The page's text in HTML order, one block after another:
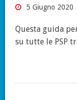
5 Giugno 2020
Questa guida
su tutte le PSP